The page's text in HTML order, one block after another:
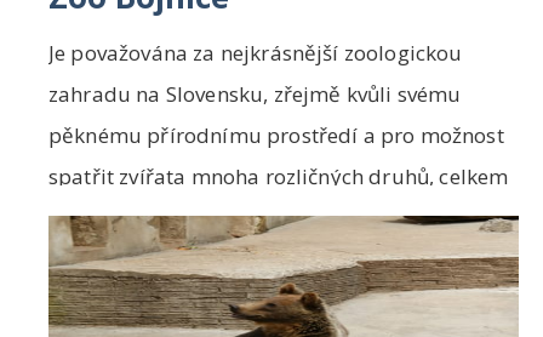
Je považována za nejkrásnější zoologickou
zahradu na Slovensku, zřejmě kvůli svému
pěknému přírodnímu prostředí a pro možnost
spatřit zvířata mnoha rozličných druhů, celkem
kolem 3...